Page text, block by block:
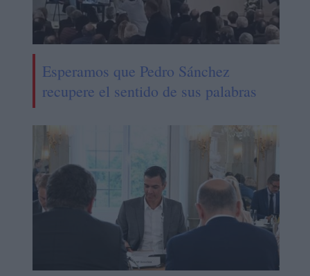
Esperamos que Pedro Sánchez
recupere el sentido de sus palabras